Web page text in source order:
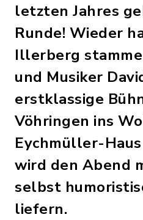
letzten Jahres
Runde! Wieder
Illerberg
und Musiker
erstklassige
Vöhringen ins
Eychmüller-
wird den Abend
selbst
liefern.